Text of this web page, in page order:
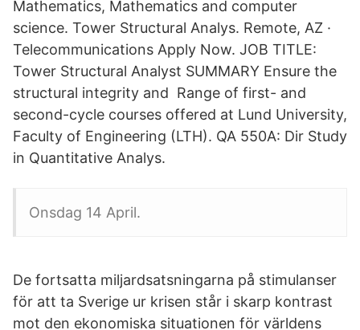
Mathematics, Mathematics and computer
science. Tower Structural Analys. Remote, AZ ·
Telecommunications Apply Now. JOB TITLE:
Tower Structural Analyst SUMMARY Ensure the
structural integrity and Range of first- and
second-cycle courses offered at Lund University,
Faculty of Engineering (LTH). QA 550A: Dir Study
in Quantitative Analys.
Onsdag 14 April.
De fortsatta miljardsatsningarna på stimulanser
för att ta Sverige ur krisen står i skarp kontrast
mot den ekonomiska situationen för världens